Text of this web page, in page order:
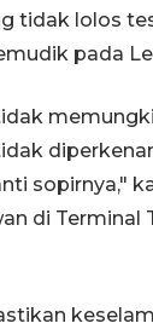
tidak lolos
pada
sopirnya,"
di Terminal